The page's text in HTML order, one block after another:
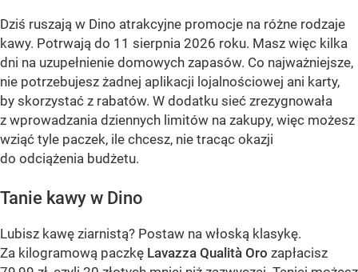
Dziś ruszają w Dino atrakcyjne promocje na różne rodzaje
kawy. Potrwają do 11 sierpnia 2026 roku. Masz więc kilka
dni na uzupełnienie domowych zapasów. Co najważniejsze,
nie potrzebujesz żadnej aplikacji lojalnościowej ani karty,
by skorzystać z rabatów. W dodatku sieć zrezygnowała
z wprowadzania dziennych limitów na zakupy, więc możesz
wziąć tyle paczek, ile chcesz, nie tracąc okazji
do odciążenia budżetu.
Tanie kawy w Dino
Lubisz kawę ziarnistą? Postaw na włoską klasykę.
Za kilogramową paczkę Lavazza Qualità Oro zapłacisz